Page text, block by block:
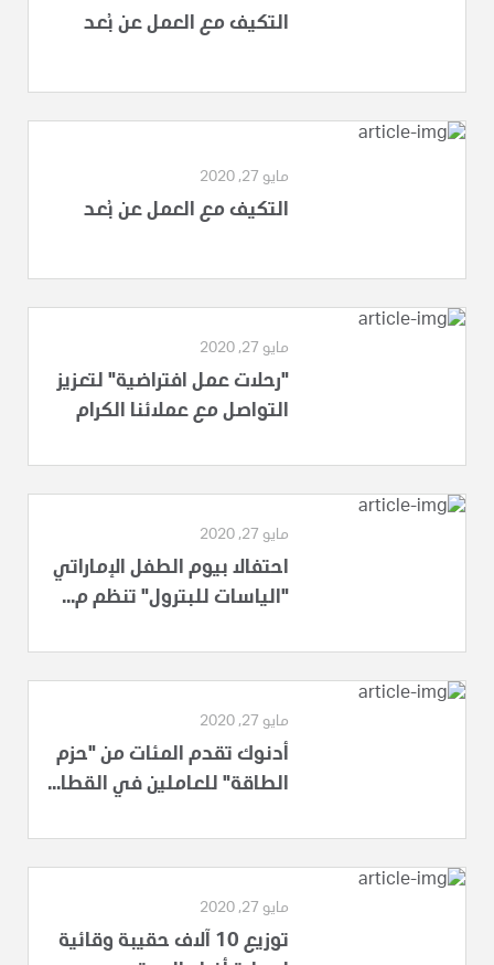
التكيف مع العمل عن بُعد
مايو 27, 2020
التكيف مع العمل عن بُعد
مايو 27, 2020
"رحلات عمل افتراضية" لتعزيز
التواصل مع عملائنا الكرام
مايو 27, 2020
احتفالا بيوم الطفل الإماراتي
"الياسات للبترول" تنظم م...
مايو 27, 2020
أدنوك تقدم المئات من "حزم
الطاقة" للعاملين في القطا...
مايو 27, 2020
توزيع 10 آلاف حقيبة وقائية